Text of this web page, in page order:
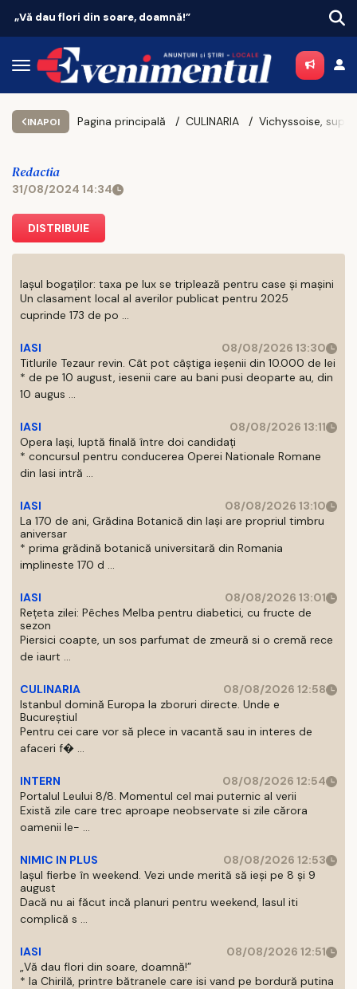
Vacanțe 2026: Portugalia
INAPOI Pagina principală CULINARIA
Redactia
31/08/2024 14:34
DISTRIBUIE
Iașul bogaților: taxa pe lux se triplează pentru case și mașini
Un clasament local al averilor publicat pentru 2025
cuprinde 173 de po ...
IASI
08/08/2026 13:30
Titlurile Tezaur revin. Cât pot câștiga ieșenii din 10.000 de lei
* de pe 10 august, iesenii care au bani pusi deoparte au, din
10 augus ...
IASI
08/08/2026 13:11
Opera Iași, luptă finală între doi candidați
* concursul pentru conducerea Operei Nationale Romane
din Iasi intră ...
IASI
08/08/2026 13:10
La 170 de ani, Grădina Botanică din Iași are propriul timbru
aniversar
* prima grădină botanică universitară din Romania
implineste 170 d ...
IASI
08/08/2026 13:01
Rețeta zilei: Pêches Melba pentru diabetici, cu fructe de
sezon
Piersici coapte, un sos parfumat de zmeură si o cremă rece
de iaurt ...
CULINARIA
08/08/2026 12:58
Istanbul domină Europa la zboruri directe. Unde e
Bucureștiul
Pentru cei care vor să plece in vacantă sau in interes de
afaceri f� ...
INTERN
08/08/2026 12:54
Portalul Leului 8/8. Momentul cel mai puternic al verii
Există zile care trec aproape neobservate si zile cărora
oamenii le- ...
NIMIC IN PLUS
08/08/2026 12:53
Iașul fierbe în weekend. Vezi unde merită să ieși pe 8 și 9
august
Dacă nu ai făcut incă planuri pentru weekend, Iasul iti
complică s ...
IASI
08/08/2026 12:51
„Vă dau flori din soare, doamnă!”
* la Chirilă, printre bătranele care isi vand pe bordură putina